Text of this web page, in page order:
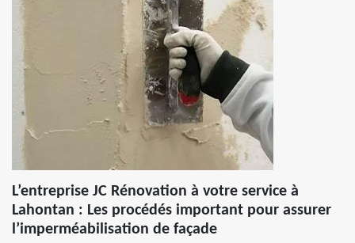
L’entreprise JC Rénovation à votre service à
Lahontan : Les procédés important pour assurer
l’imperméabilisation de façade